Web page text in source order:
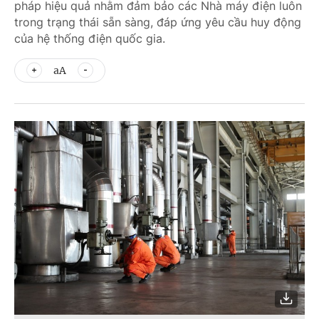
pháp hiệu quả nhằm đảm bảo các Nhà máy điện luôn
trong trạng thái sẵn sàng, đáp ứng yêu cầu huy động
của hệ thống điện quốc gia.
aA